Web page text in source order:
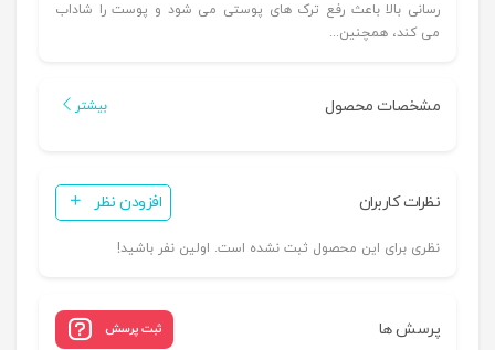
رسانی بالا باعث رفع ترک های پوستی می شود و پوست را شاداب
می کند، همچنین...
مشخصات محصول بیشتر
نظرات کاربران افزودن نظر
نظری برای این محصول ثبت نشده است. اولین نفر باشید!
پرسش ها ثبت پرسش